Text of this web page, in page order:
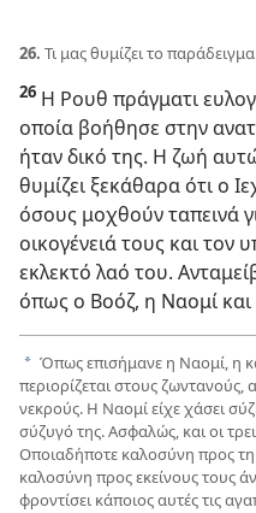
26. Τι μας θυμίζει το
26 Η Ρουθ πράγματι
οποία βοήθησε στην
ήταν δικό της. Η ζωή
θυμίζει ξεκάθαρα ότι ο
όσους μοχθούν ταπεινά
οικογένειά τους και τον
εκλεκτό λαό του.
όπως ο Βοόζ, η Ναομί
a Όπως επισήμανε η Ναομί, η
περιορίζεται στους ζωντανούς,
νεκρούς. Η Ναομί είχε χάσει
σύζυγό της. Ασφαλώς, και οι
Οποιαδήποτε καλοσύνη προς
καλοσύνη προς εκείνους τους
φροντίσει κάποιος αυτές τις